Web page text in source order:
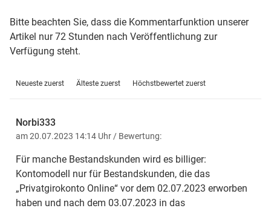
Bitte beachten Sie, dass die Kommentarfunktion unserer
Artikel nur 72 Stunden nach Veröffentlichung zur
Verfügung steht.
Neueste zuerst Älteste zuerst Höchstbewertet zuerst
Norbi333
am 20.07.2023 14:14 Uhr / Bewertung:
Für manche Bestandskunden wird es billiger:
Kontomodell nur für Bestandskunden, die das
„Privatgirokonto Online“ vor dem 02.07.2023 erworben
haben und nach dem 03.07.2023 in das